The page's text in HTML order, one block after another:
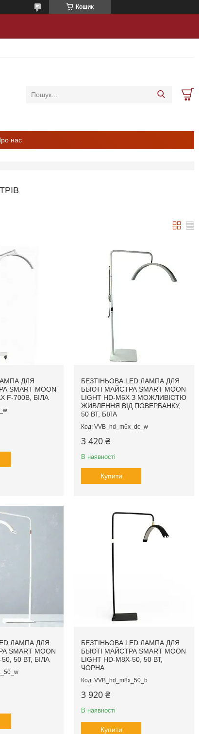
Кошик
нас
ДЛЯ
SMART MOON
F-700B, БІЛА
БЕЗТІНЬОВА LED ЛАМПА ДЛЯ
БЬЮТІ МАЙСТРА SMART MOON
LIGHT HD-M6X З МОЖЛИВІСТЮ
ЖИВЛЕННЯ ВІД ПОВЕРБАНКУ,
50 ВТ, БІЛА
VVB_hd_m6x_dc_w
3 420 ₴
В наявності
Купити
ЛАМПА ДЛЯ
SMART MOON
50 ВТ, БІЛА
БЕЗТІНЬОВА LED ЛАМПА ДЛЯ
БЬЮТІ МАЙСТРА SMART MOON
LIGHT HD-M8X-50, 50 ВТ,
ЧОРНА
VVB_hd_m8x_50_b
3 920 ₴
В наявності
Купити